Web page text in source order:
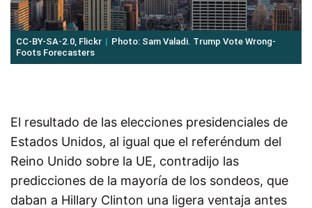
CC-BY-SA-2.0, Flickr
Photo: Sam Valadi. Trump Vote Wrong-
Foots Forecasters
El resultado de las elecciones presidenciales de
Estados Unidos, al igual que el referéndum del
Reino Unido sobre la UE, contradijo las
predicciones de la mayoría de los sondeos, que
daban a Hillary Clinton una ligera ventaja antes